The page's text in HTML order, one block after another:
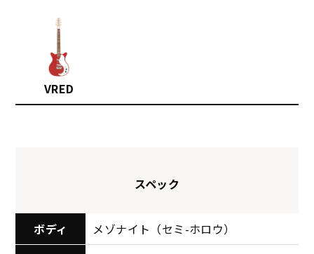
VRED
スペック
ボディ
メゾナイト（セミ-ホロウ）